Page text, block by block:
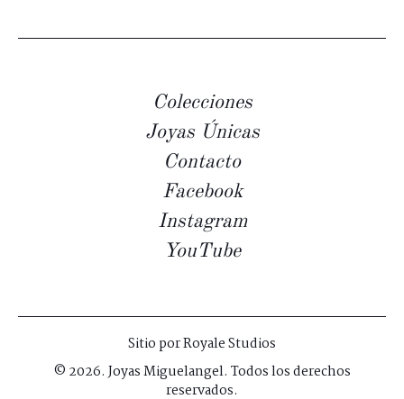
Colecciones
Joyas Únicas
Contacto
Facebook
Instagram
YouTube
Sitio porRoyale Studios
© 2026. Joyas Miguelangel. Todos los derechos
reservados.